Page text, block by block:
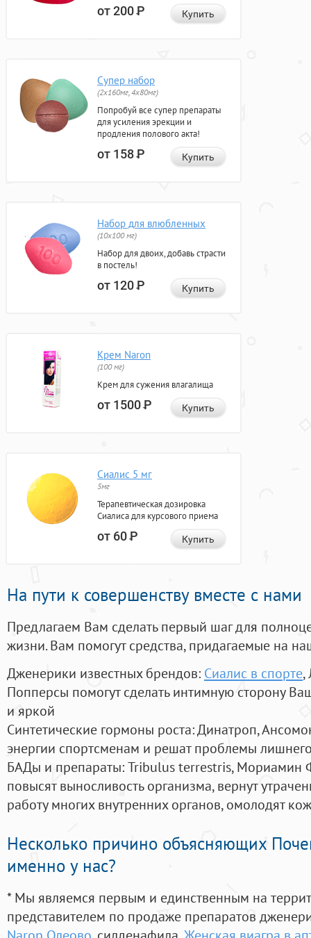
от 200Р Купить
Супер набор
(2х160мг, 4х80мг)
Попробуй все супер препараты
для усиления эрекции и
продления полового акта!
от 158Р Купить
Набор для влюбленных
(10х100 мг)
Набор для двоих, добавь страсти
в постель!
от 120Р Купить
Крем Naron
(100 мг)
Крем для сужения влагалища
от 1500Р Купить
Сиалис 5 мг
5мг
Терапевтическая дозировка
Сиалиса для курсового приема
от 60Р Купить
На пути к совершенству вместе с нами
Предлагаем Вам сделать первый шаг для
жизни. Вам помогут средства, придагаемые на
Дженерики известных брендов: Сиалис в спорте,
Попперсы помогут сделать интимную сторону
и яркой
Синтетические гормоны роста: Динатроп,
энергии спортсменам и решат проблемы
БАДы и препараты:Tribulus terrestris, Мориамин
повысят выносливость организма, вернут
работу многих внутренних органов, омолодят
Несколько причино объясняющих
именно у нас?
* Мы являемся первым и единственным на
представителем по продаже препаратов